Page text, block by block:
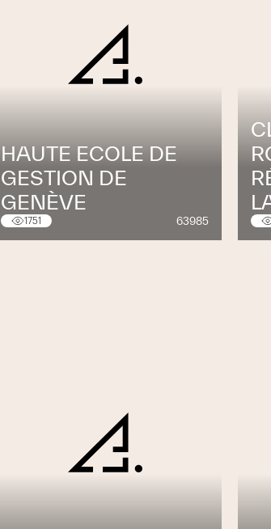
HAUTE ECOLE DE
GESTION DE
GENÈVE
1751 63985